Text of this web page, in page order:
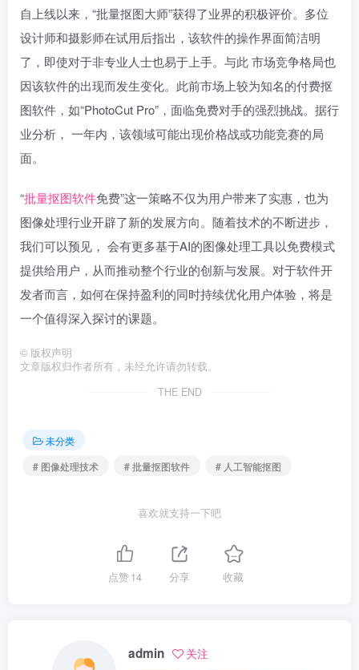
自上线以来，“批量抠图大师”获得了业界的积极评价。多位
设计师和摄影师在试用后指出，该软件的操作界面简洁明
了，即使对于非专业人士也易于上手。与此 市场竞争格局也
因该软件的出现而发生变化。此前市场上较为知名的付费抠
图软件，如“PhotoCut Pro”，面临免费对手的强烈挑战。据行
业分析， 一年内，该领域可能出现价格战或功能竞赛的局
面。
“批量抠图软件免费”这一策略不仅为用户带来了实惠，也为
图像处理行业开辟了新的发展方向。随着技术的不断进步，
我们可以预见， 会有更多基于AI的图像处理工具以免费模式
提供给用户，从而推动整个行业的创新与发展。对于软件开
发者而言，如何在保持盈利的同时持续优化用户体验，将是
一个值得深入探讨的课题。
© 版权声明
文章版权归作者所有，未经允许请勿转载。
THE END
未分类
# 图像处理技术
# 批量抠图软件 # 人工智能抠图
喜欢就支持一下吧
点赞14 分享 收藏
admin 关注